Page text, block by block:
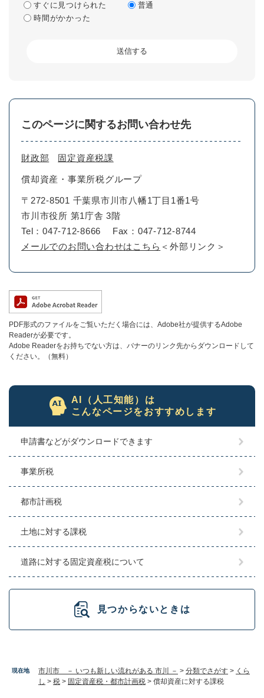
現在地 市川市 － いつも新しい流れがある 市川 － > 分類でさがす > くら
し > 税 > 固定資産税・都市計画税 > 償却資産に対する課税
すぐに見つけられた
普通
時間がかかった
このページに関するお問い合わせ先
財政部 固定資産税課
償却資産・事業所税グループ
〒272-8501 千葉県市川市八幡1丁目1番1号
市川市役所 第1庁舎 3階
Tel：047-712-8666
Fax：047-712-8744
メールでのお問い合わせはこちら ＜外部リンク＞
PDF形式のファイルをご覧いただく場合には、Adobe社が提供するAdobe
Readerが必要です。
Adobe Readerをお持ちでない方は、バナーのリンク先からダウンロードして
ください。（無料）
AI（人工知能）は
こんなページをおすすめします
申請書などがダウンロードできます
事業所税
都市計画税
土地に対する課税
道路に対する固定資産税について
見つからないときは